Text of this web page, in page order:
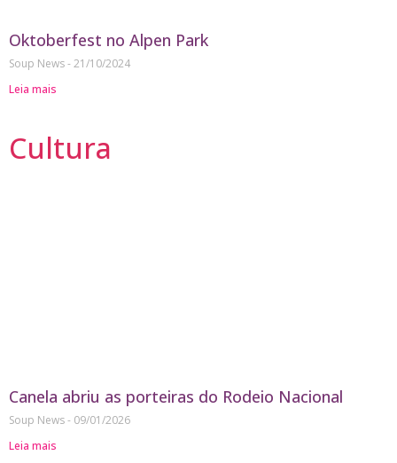
Oktoberfest no Alpen Park
Soup News 21/10/2024
Leia mais
Cultura
Canela abriu as porteiras do Rodeio Nacional
Soup News
09/01/2026
Leia mais